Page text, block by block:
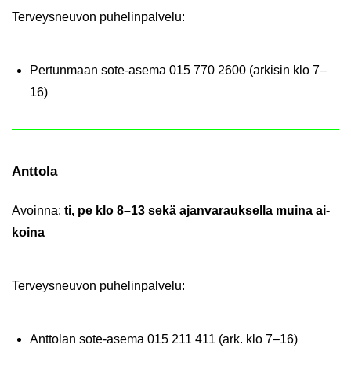
Ter­veys­neu­von pu­he­lin­pal­ve­lu:
Per­tun­maan sote-​asema 015 770 2600 (ar­ki­sin klo 7–
16)
Ant­to­la
Avoin­na: ti, pe klo 8–13 sekä ajan­va­rauk­sel­la muina ai­
koi­na
Ter­veys­neu­von pu­he­lin­pal­ve­lu:
Ant­to­lan sote-​asema 015 211 411 (ark. klo 7–16)